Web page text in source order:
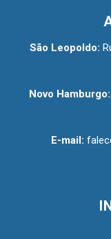
São Leopoldo:
Novo Hamburgo:
E-mail: